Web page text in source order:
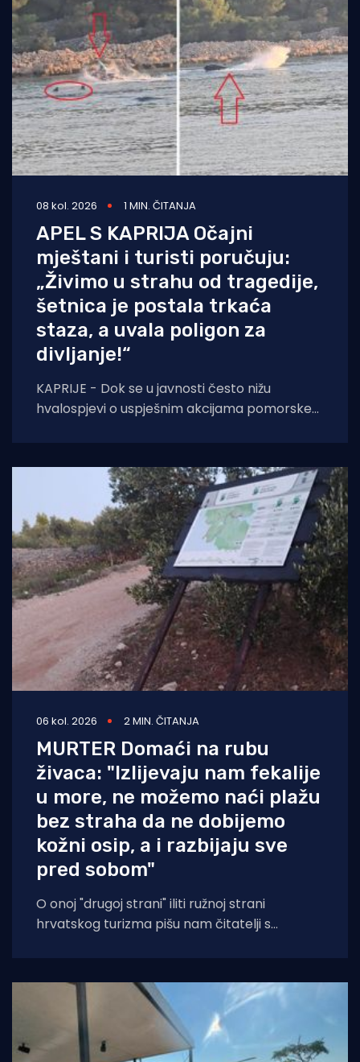
08 kol. 2026 1 MIN. ČITANJA
APEL S KAPRIJA Očajni
mještani i turisti poručuju:
„Živimo u strahu od tragedije,
šetnica je postala trkaća
staza, a uvala poligon za
divljanje!“
KAPRIJE - Dok se u javnosti često nižu
hvalospjevi o uspješnim akcijama pomorske
06 kol. 2026 2 MIN. ČITANJA
MURTER Domaći na rubu
živaca: "Izlijevaju nam fekalije
u more, ne možemo naći plažu
bez straha da ne dobijemo
kožni osip, a i razbijaju sve
pred sobom"
O onoj "drugoj strani" iliti ružnoj strani
hrvatskog turizma pišu nam čitatelji s